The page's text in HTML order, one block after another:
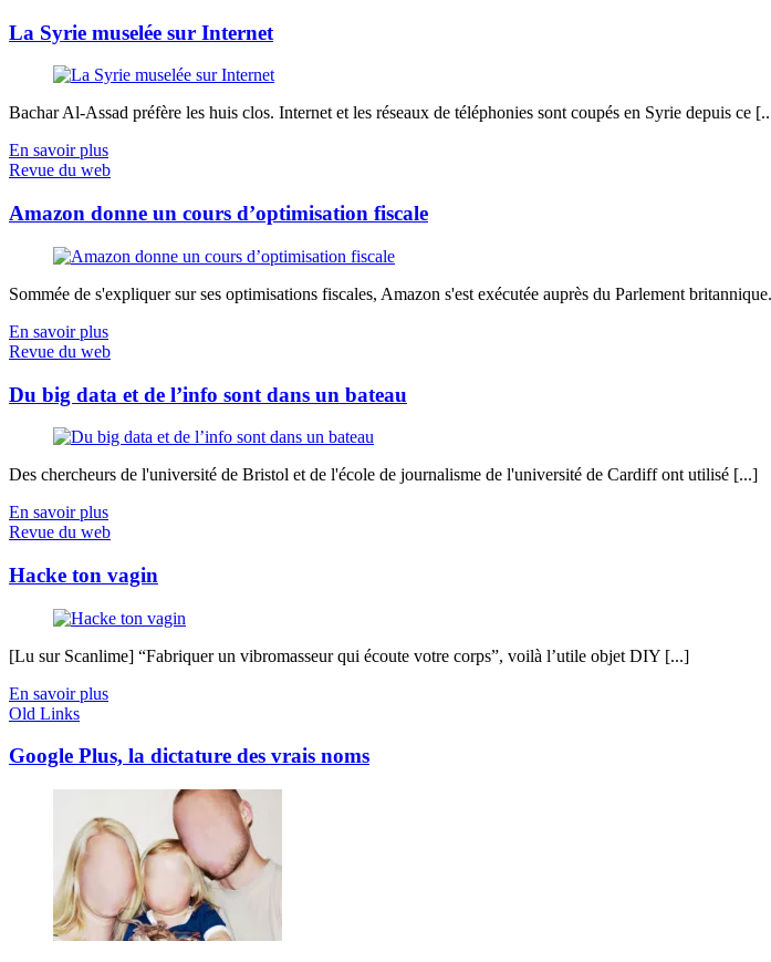
La Syrie muselée sur Internet
Bachar Al-Assad préfère les huis clos. Internet et les réseaux de téléphonies sont coupés en Syrie depuis ce
En savoir plus
Revue du web
Amazon donne un cours d’optimisation fiscale
Sommée de s'expliquer sur ses optimisations fiscales, Amazon s'est exécutée auprès du Parlement
En savoir plus
Revue du web
Du big data et de l’info sont dans un bateau
Des chercheurs de l'université de Bristol et de l'école de journalisme de l'université de Cardiff ont utilisé [...]
En savoir plus
Revue du web
Hacke ton vagin
[Lu sur Scanlime] “Fabriquer un vibromasseur qui écoute votre corps”, voilà l’utile objet DIY [...]
En savoir plus
Old Links
Google Plus, la dictature des vrais noms